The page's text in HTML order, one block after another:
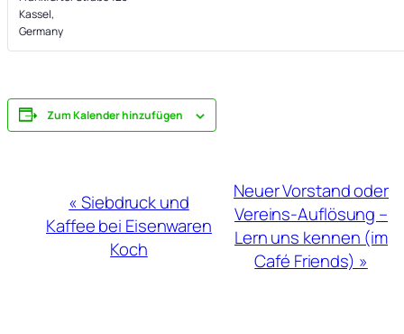
Kassel,
Germany
Zum Kalender hinzufügen
Navigation
«Siebdruck und
Kaffee bei Eisenwaren
Koch
Neuer Vorstand oder
Vereins-Auflösung –
Lern uns kennen (im
Café Friends) »